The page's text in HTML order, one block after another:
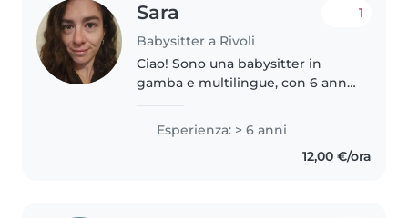
Sara
Babysitter a Rivoli
1
Ciao! Sono una babysitter in
gamba e multilingue, con 6 anni
Parlo fluentemente francese,
inglese, italiano e spagnolo. Mi
occupo volentieri di bambini..
Esperienza: > 6 anni
12,00 €/ora